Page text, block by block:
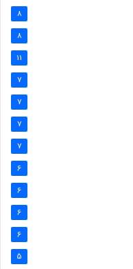
8
8
11
7
7
7
7
6
6
6
6
5